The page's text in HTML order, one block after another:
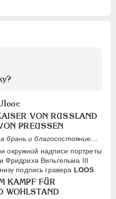
VON RUSSLAND
PREUSSEN
брань и благосостояние…
окружной надписи портреты
Фридриха Вильгельма III
подпись гравера LOOS
KAMPF FÜR
WOHLSTAND